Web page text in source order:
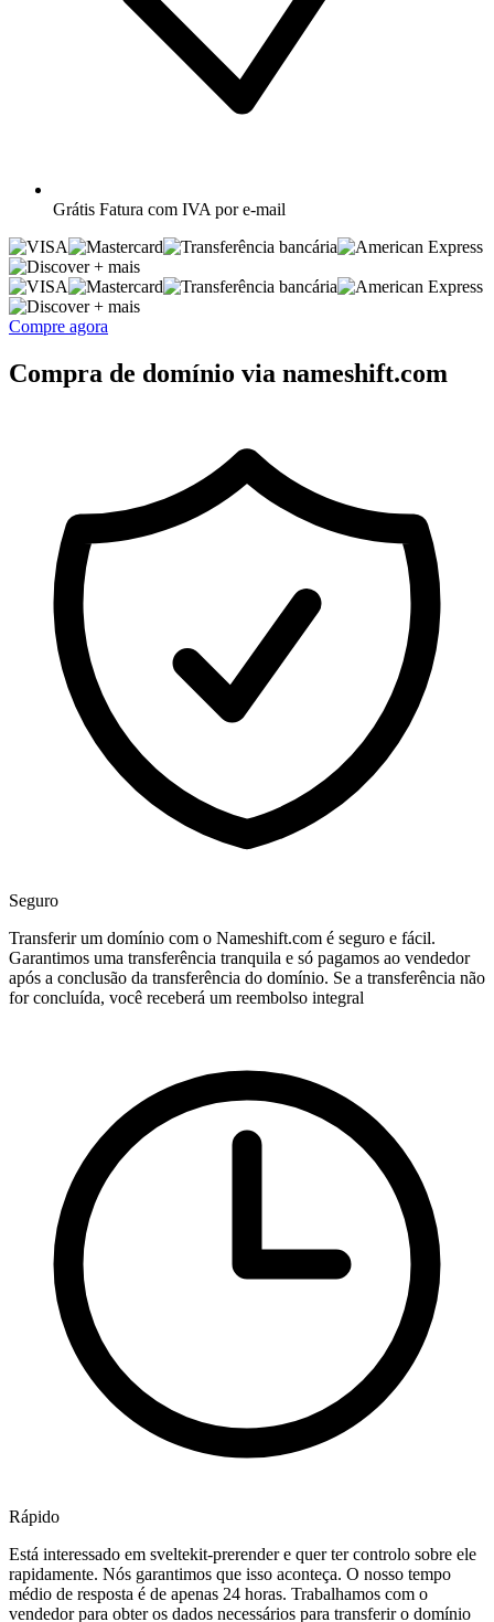
Grátis Fatura com IVA por e-mail
+ mais
+ mais
Compre agora
Compra de domínio via nameshift.com
Seguro
Transferir um domínio com o Nameshift.com é seguro e fácil.
Garantimos uma transferência tranquila e só pagamos ao vendedor
após a conclusão da transferência do domínio. Se a transferência não
for concluída, você receberá um reembolso integral
Rápido
Está interessado em sveltekit-prerender e quer ter controlo sobre ele
rapidamente. Nós garantimos que isso aconteça. O nosso tempo
médio de resposta é de apenas 24 horas. Trabalhamos com o
vendedor para obter os dados necessários para transferir o domínio